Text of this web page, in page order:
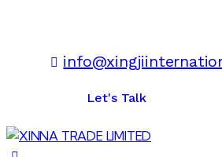
Let's Talk